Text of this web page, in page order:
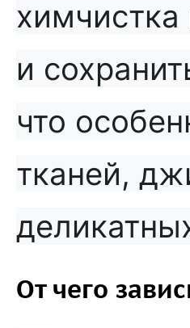
химчистка
и
что
тканей,
От чего